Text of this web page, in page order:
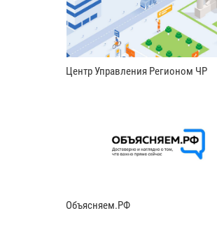
Центр Управления Регионом ЧР
Объясняем.РФ